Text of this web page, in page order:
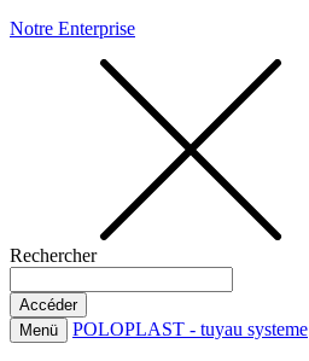
Notre Enterprise
Rechercher
Menü POLOPLAST - tuyau systeme